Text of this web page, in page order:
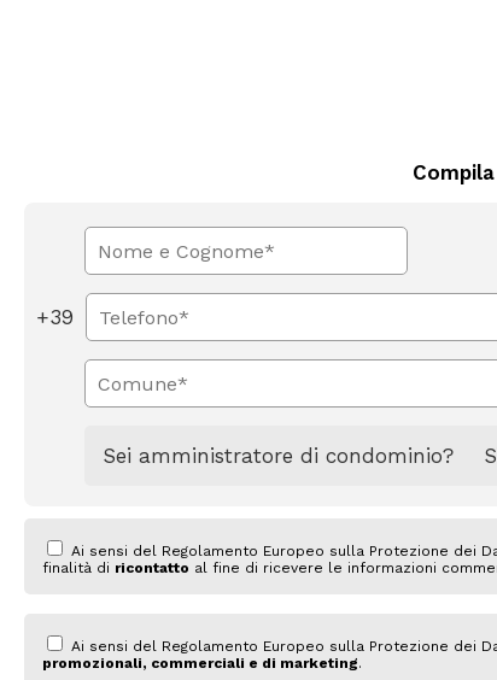
+39
Sei amministratore di condominio?
Ai sensi del Regolamento Europeo sulla Protezione dei
finalità di ricontatto al fine di ricevere le informazioni
Ai sensi del Regolamento Europeo sulla Protezione dei
promozionali, commerciali e di marketing.